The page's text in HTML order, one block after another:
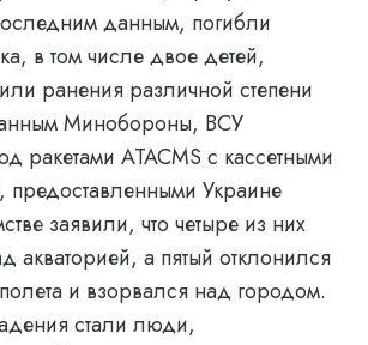
данным, погибли
в том числе двое детей,
ранения различной степени
Минобороны, ВСУ
ракетами ATACMS с кассетными
предоставленными Украине
заявили, что четыре из них
акваторией, а пятый отклонился
и взорвался над городом.
стали люди,